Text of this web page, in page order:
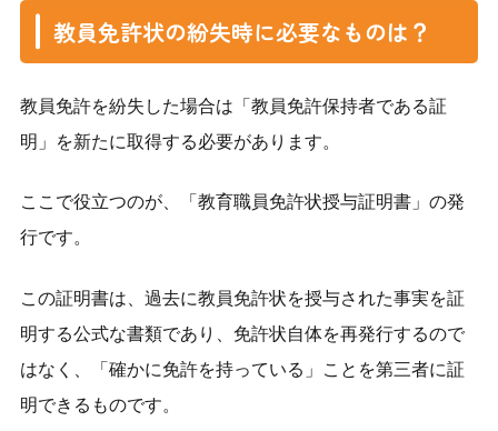
教員免許状の紛失時に必要なものは？
教員免許を紛失した場合は「教員免許保持者である証
明」を新たに取得する必要があります。
ここで役立つのが、「教育職員免許状授与証明書」の発
行です。
この証明書は、過去に教員免許状を授与された事実を証
明する公式な書類であり、免許状自体を再発行するので
はなく、「確かに免許を持っている」ことを第三者に証
明できるものです。